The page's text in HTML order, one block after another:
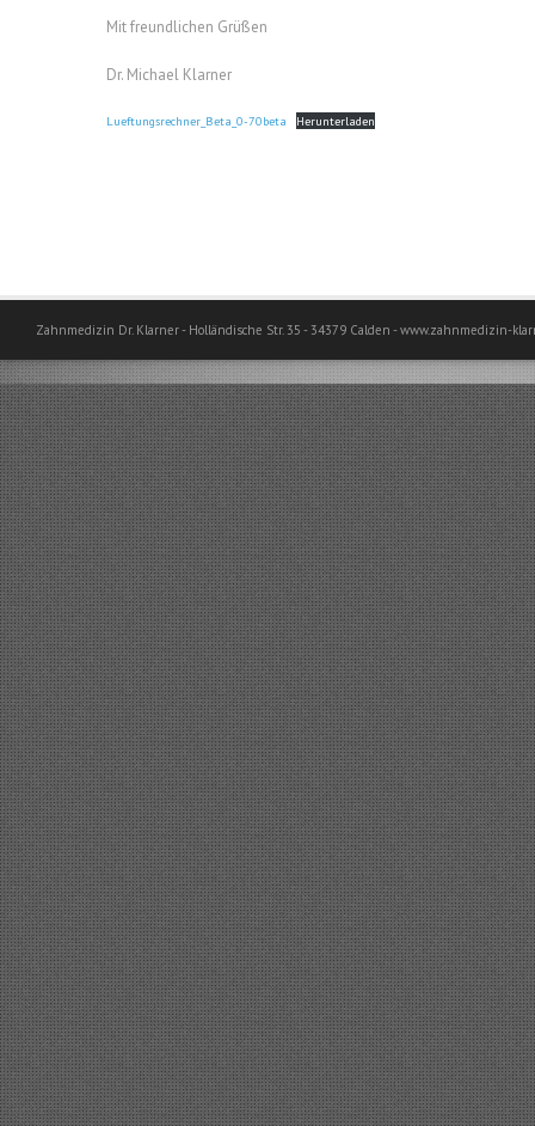
Mit freundlichen Grüßen
Dr. Michael Klarner
Lueftungsrechner_Beta_0-70beta Herunterladen
Zahnmedizin Dr. Klarner - Holländische Str. 35 - 34379 Calden - www.zahnmedizin-